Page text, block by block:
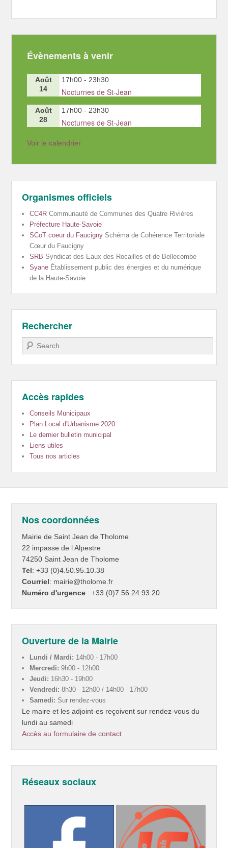
Évènements à venir
Août
14
17h00 -23h30
Nocturnes de St-Jean
Août
28
17h00 -23h30
Nocturnes de St-Jean
Voir le calendrier
Organismes officiels
CC4R Communauté de Communes des Quatre Rivières
Préfecture Haute-Savoie
SCoT coeur du Faucigny Schéma de Cohérence Territoriale
Cœur du Faucigny
SRB Syndicat des Eaux des Rocailles et de Bellecombe
Syane Établissement public des énergies et du numérique
de la Haute-Savoie
Rechercher
Recherche
Accès rapides
Conseils Municipaux
Plan Local d'Urbanisme 2020
Le dernier bulletin municipal
Liens utiles
Tous nos articles
Nos coordonnées
Mairie de Saint Jean de Tholome
22 impasse de l Alpestre
74250 Saint Jean de Tholome
Tel: +33 (0)4.50.95.10.38
Courriel: mairie@tholome.fr
Numéro d'urgence : +33 (0)7.56.24.93.20
Ouverture de la Mairie
Lundi / Mardi: 14h00 - 17h00
Mercredi: 9h00 - 12h00
Jeudi: 16h30 - 19h00
Vendredi: 8h30 - 12h00 / 14h00 - 17h00
Samedi: Sur rendez-vous
Le maire et les adjoint-es reçoivent sur rendez-vous du
lundi au samedi
Accès au formulaire de contact
Réseaux sociaux